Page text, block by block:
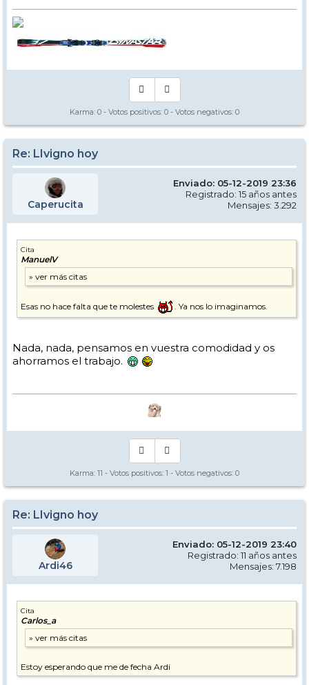
Karma: 0 - Votos positivos: 0 - Votos negativos: 0
Re: LIvigno hoy
Caperucita
Enviado: 05-12-2019 23:36
Registrado: 15 años antes
Mensajes: 3.292
Cita
ManuelV
Esas no hace falta que te molestes . Ya nos lo imaginamos.
Nada, nada, pensamos en vuestra comodidad y os
ahorramos el trabajo.
Karma: 11 - Votos positivos: 1 - Votos negativos: 0
Re: LIvigno hoy
Ardi46
Enviado: 05-12-2019 23:40
Registrado: 11 años antes
Mensajes: 7.198
Cita
Carlos_a
Estoy esperando que me de fecha Ardi